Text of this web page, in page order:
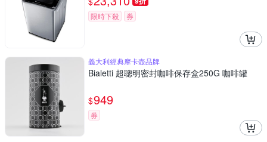
限時下殺 券
義大利經典摩卡壺品牌
Bialetti 超聰明密封咖啡保存盒250G 咖啡罐
$949
券